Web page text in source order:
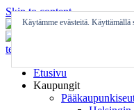
Skip to content
Etusivu
Kaupungit
Käytämme evästeitä.